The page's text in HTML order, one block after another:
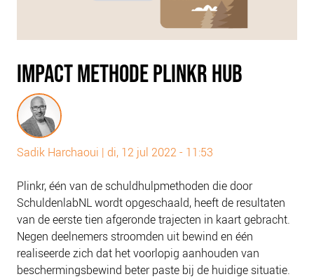
COLLECTIEF SCHULDREGELEN
DE VOORZIENINGENWIJZER
NEDERLANDSE SCHULDHULPROUTE (NSR)
OVER ONS
HET TEAM
ONZE PARTNERS
VACATURES
IN DE MEDIA
IMPACT METHODE PLINKR HUB
Sadik Harchaoui | di, 12 jul 2022 - 11:53
Plinkr, één van de schuldhulpmethoden die door
SchuldenlabNL wordt opgeschaald, heeft de resultaten
van de eerste tien afgeronde trajecten in kaart gebracht.
Negen deelnemers stroomden uit bewind en één
realiseerde zich dat het voorlopig aanhouden van
beschermingsbewind beter paste bij de huidige situatie.